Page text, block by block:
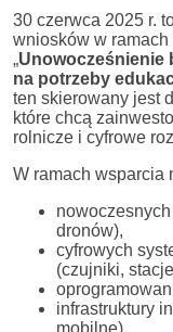
30 czerwca 2025 r.
wniosków w
„Unowocześnienie
na potrzeby
ten skierowany jest
które chcą
rolnicze i cyfrowe
W ramach wsparcia
dronów),
cyfrowych
(czujniki,
infrastruktury
mobilne),